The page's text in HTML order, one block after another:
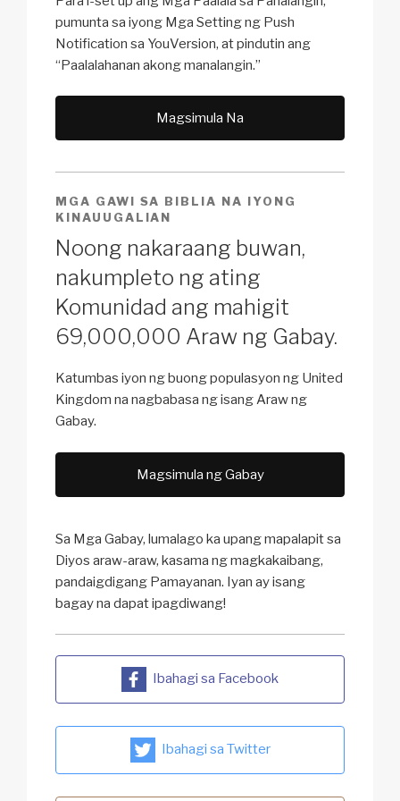
pumunta sa iyong Mga Setting ng Push
Notification sa YouVersion, at pindutin ang
“Paalalahanan akong manalangin.”
Magsimula Na
MGA GAWI SA BIBLIA NA IYONG
KINAUUGALIAN
Noong nakaraang buwan,
nakumpleto ng ating
Komunidad ang mahigit
69,000,000 Araw ng Gabay.
Katumbas iyon ng buong populasyon ng United
Kingdom na nagbabasa ng isang Araw ng
Gabay.
Magsimula ng Gabay
Sa Mga Gabay, lumalago ka upang mapalapit sa
Diyos araw-araw, kasama ng magkakaibang,
pandaigdigang Pamayanan. Iyan ay isang
bagay na dapat ipagdiwang!
Ibahagi sa Facebook
Ibahagi sa Twitter